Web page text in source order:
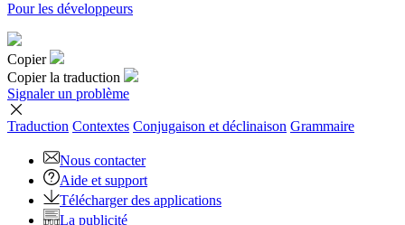
Pour les développeurs
Copier
Copier la traduction
Signaler un problème
Traduction Contextes Conjugaison et déclinaison Grammaire
Nous contacter
Aide et support
Télécharger des applications
La publicité